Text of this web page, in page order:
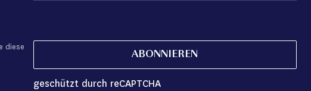
diese
ABONNIEREN
geschützt durch reCAPTCHA